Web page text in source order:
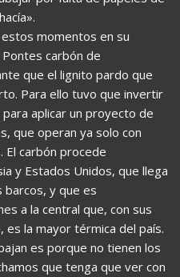
momentos en su
carbón de
que el lignito pardo que
Para ello tuvo que invertir
aplicar un proyecto de
que operan ya solo con
El carbón procede
y Estados Unidos, que llega
y que es
a la central que, con sus
la mayor térmica del país.
es porque no tienen los
que tenga que ver con